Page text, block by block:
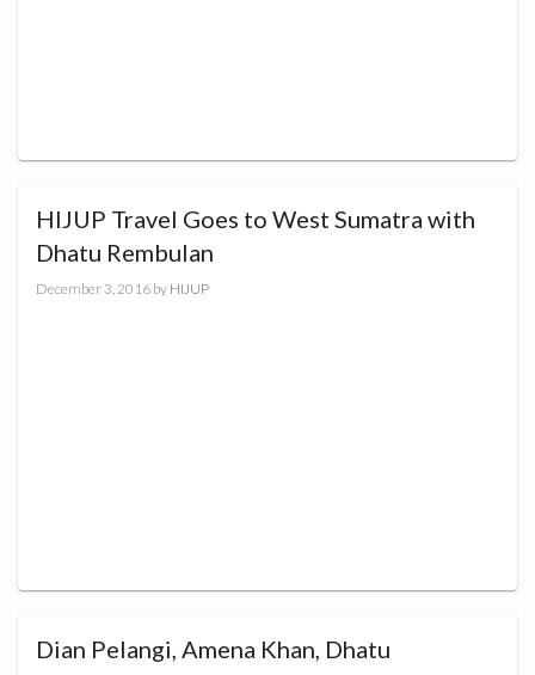
HIJUP Travel Goes to West Sumatra with
Dhatu Rembulan
December 3, 2016 by HIJUP
Dian Pelangi, Amena Khan, Dhatu